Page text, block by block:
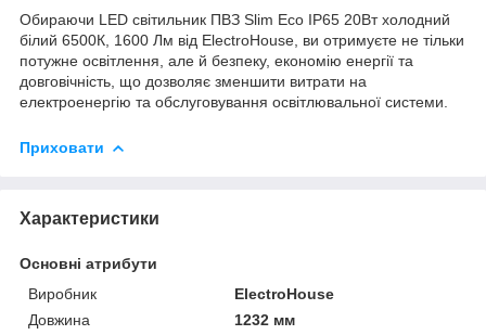
Обираючи LED світильник ПВЗ Slim Eco IP65 20Вт холодний
білий 6500К, 1600 Лм від ElectroHouse, ви отримуєте не тільки
потужне освітлення, але й безпеку, економію енергії та
довговічність, що дозволяє зменшити витрати на
електроенергію та обслуговування освітлювальної системи.
Приховати
Характеристики
Основні атрибути
Виробник
ElectroHouse
Довжина
1232 мм